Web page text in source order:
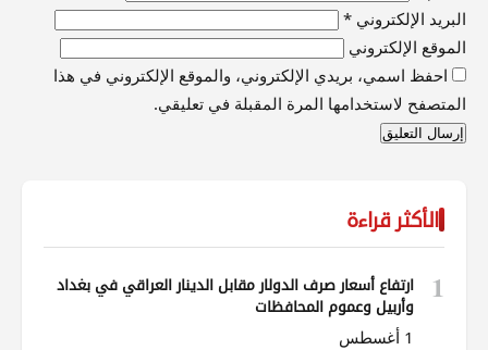
البريد الإلكتروني *
الموقع الإلكتروني
احفظ اسمي، بريدي الإلكتروني، والموقع الإلكتروني في هذا
المتصفح لاستخدامها المرة المقبلة في تعليقي.
الأكثر قراءة
1
ارتفاع أسعار صرف الدولار مقابل الدينار العراقي في بغداد
وأربيل وعموم المحافظات
1 أغسطس